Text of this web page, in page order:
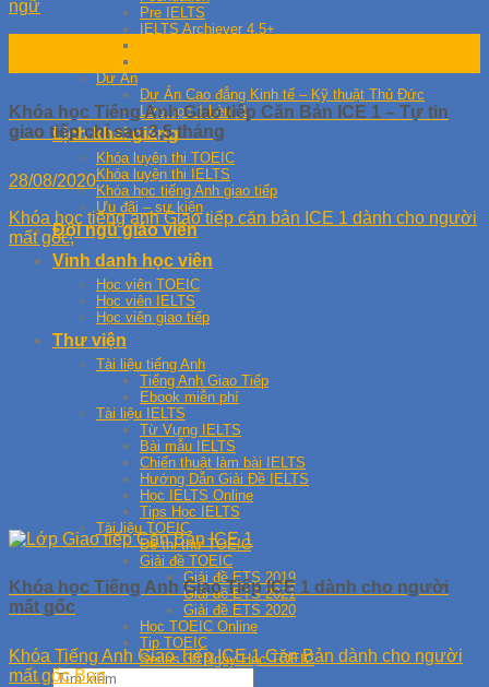
Pre IELTS
IELTS Archiever 4.5+
Dự Án
Dự Án Cao đẳng Kinh tế – Kỹ thuật Thủ Đức
Lớp học 1 kèm 1
Lịch khai giảng
Khóa luyện thi TOEIC
Khóa luyện thi IELTS
Khóa học tiếng Anh giao tiếp
Ưu đãi – sự kiện
Đội ngũ giáo viên
Vinh danh học viên
Học viên TOEIC
Học viên IELTS
Học viên giao tiếp
Thư viện
Tài liệu tiếng Anh
Tiếng Anh Giao Tiếp
Ebook miễn phí
Tài liệu IELTS
Từ Vựng IELTS
Bài mẫu IELTS
Chiến thuật làm bài IELTS
Hướng Dẫn Giải Đề IELTS
Học IELTS Online
Tips Học IELTS
Tài liệu TOEIC
Đề thi thử TOEIC
Giải đề TOEIC
Giải đề ETS 2019
Giải đề ETS 2021
Giải đề ETS 2020
Học TOEIC Online
Tip TOEIC
Series 30 Ngày Học TOEIC
ngữ
Khóa học Tiếng Anh Giao tiếp Căn Bản ICE 1 – Tự tin
giao tiếp chỉ sau 3,5 tháng
28/08/2020
Khóa học tiếng anh Giao tiếp căn bản ICE 1 dành cho người
mất gốc,
Khóa học Tiếng Anh Giao Tiếp ICE 1 dành cho người
mất gốc
Khóa Tiếng Anh Giao Tiếp ICE 1 Căn Bản dành cho người
mất gốc Bạn